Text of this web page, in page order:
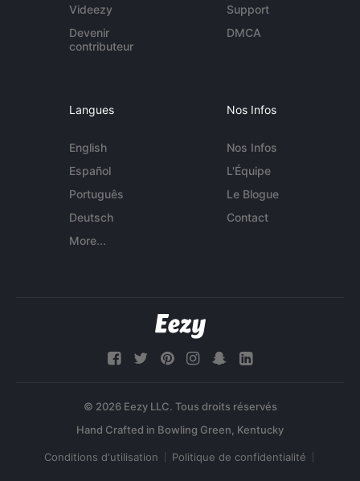
Videezy
Devenir
contributeur
Support
DMCA
Langues
English
Español
Português
Deutsch
More...
Nos Infos
Nos Infos
L'Équipe
Le Blogue
Contact
© 2026 Eezy LLC. Tous droits réservés
Conditions d'utilisation Politique de confidentialité